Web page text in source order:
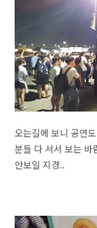
오는길에 보니 공연
분들 다 서서 보는 바
안보일 지경..